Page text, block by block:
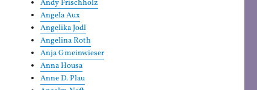
Andy Frischholz
Angela Aux
Angelika Jodl
Angelina Roth
Anja Gmeinwieser
Anna Housa
Anne D. Plau